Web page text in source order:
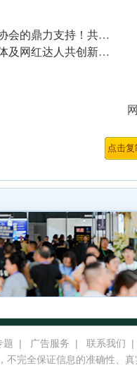
2024西部服博会得到了行业内协会的鼎力支持！共同推进西部纺织服装行业的发展
第三届西部服博会携手合作媒体及网红达人共创新时代
题 | 广告服务 | 联系我们
|
不完全保证信息的准确性、